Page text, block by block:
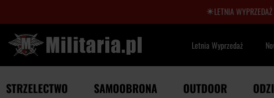
LETNIA
Letnia Wyprzedaż
STRZELECTWO SAMOOBRONA OUTDOOR